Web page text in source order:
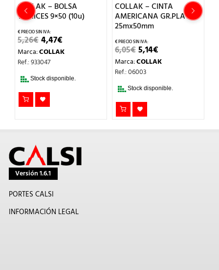
COLLAK – BOLSA
TAMICES 9×50 (10u)
5,26€EL
PRECIO
ORIGINAL
ERA:
4,47€PRECIO
ACTUAL
Marca:COLLAK
Ref.: 933047
Stock disponible.
COLLAK – CINTA
AMERICANA GR.PLATA
25mx50mm
6,05€EL
PRECIO
ORIGINAL
ERA:
5,14€PRECIO
ACTUAL
Marca:COLLAK
Ref.: 06003
Stock disponible.
Versión 1.6.1
PORTES CALSI
INFORMACIÓN LEGAL